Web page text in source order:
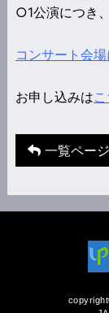
○1公演につき
コンサート会
お申し込みは
一覧ペー